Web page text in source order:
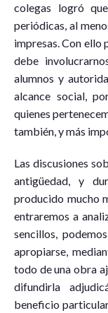
colegas logró
periódicas, al
impresas. Con ello
debe
alumnos y
alcance social,
quienes
también, y más
Las discusiones
antigüedad, y
producido mucho
entraremos a
sencillos,
apropiarse,
todo de una obra
difundirla
beneficio